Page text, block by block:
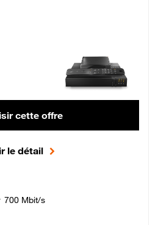
Lite Fibre
cette offre
le détail
700 Mbit/s